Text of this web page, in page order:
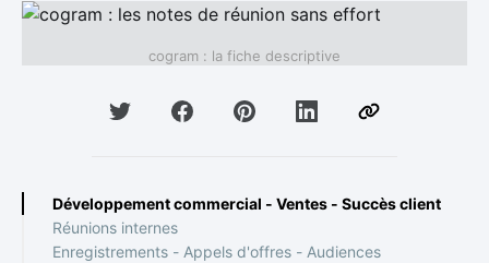
cogram : la fiche descriptive
Développement commercial - Ventes - Succès client
Réunions internes
Enregistrements - Appels d'offres - Audiences